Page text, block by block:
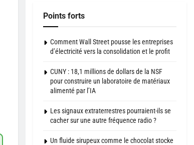
Points forts
Comment Wall Street pousse les entreprises
d’électricité vers la consolidation et le profit
CUNY : 18,1 millions de dollars de la NSF
pour construire un laboratoire de matériaux
alimenté par l’IA
Les signaux extraterrestres pourraient-ils se
cacher sur une autre fréquence radio ?
Un fluide sirupeux comme le chocolat stocke